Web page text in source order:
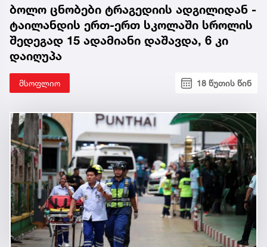
ბოლო ცნობები ტრაგედიის ადგილიდან -
ტაილანდის ერთ-ერთ სკოლაში სროლის
შედეგად 15 ადამიანი დაშავდა, 6 კი
დაიღუპა
მსოფლიო 18 წუთის წინ